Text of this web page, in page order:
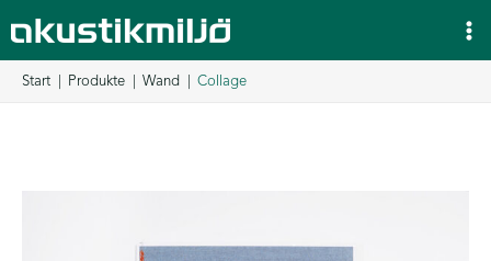
Inhalt
springen
Start Produkte Wand Collage